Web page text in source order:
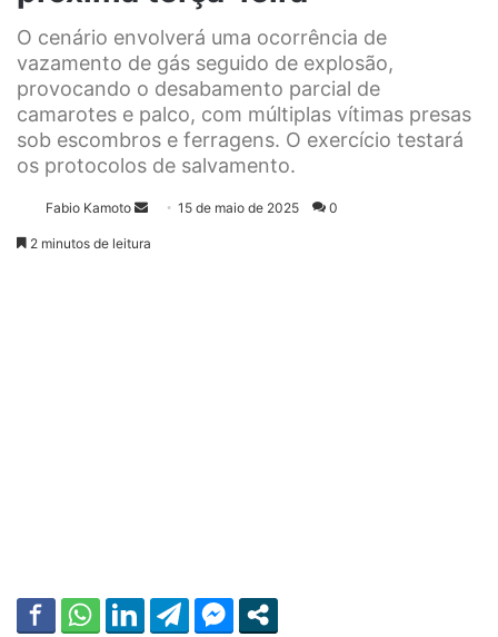
O cenário envolverá uma ocorrência de
vazamento de gás seguido de explosão,
provocando o desabamento parcial de
camarotes e palco, com múltiplas vítimas presas
sob escombros e ferragens. O exercício testará
os protocolos de salvamento.
Fabio Kamoto 15 de maio de 2025 0
2 minutos de leitura